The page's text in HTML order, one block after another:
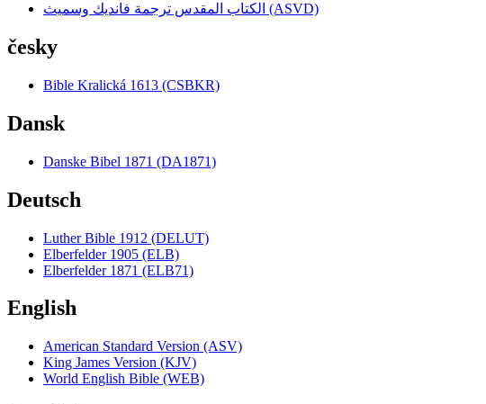
الكتاب المقدس ترجمة فانديك وسميث (ASVD)
česky
Bible Kralická 1613 (CSBKR)
Dansk
Danske Bibel 1871 (DA1871)
Deutsch
Luther Bible 1912 (DELUT)
Elberfelder 1905 (ELB)
Elberfelder 1871 (ELB71)
English
American Standard Version (ASV)
King James Version (KJV)
World English Bible (WEB)